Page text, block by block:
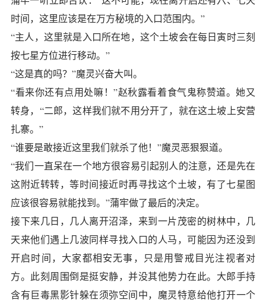
时间，这里应该是在万方秘境的入口范围内。”
“主人，这里就是入口所在地，这个土坡会在每日寅时三刻
按七星方位进行移动。”
“这是真的吗？”魔灵兴奋大叫。
“看来你还有点用处嘛！”赵秋露看着食气鬼称赞道。她又
转身，“二郎，这样我们就不用分开了，就在这土坡上安营
扎寨。”
“谁要是敢接近这里我们就杀了他！”魔灵恶狠狠道。
“我们一直呆在一个地方很容易引起别人的注意，还是先在
这附近转转，等时间接近时再寻找这个土坡，有了七星图
应该很容易就能找到。”蒲牢做了最后的决定。
接下来几日，几人离开沼泽，来到一片茂密的树林中，几
天来他们遇上几波同样寻找入口的人马，可能因为还没到
开启时间，大家都相安无事，只是用警戒目光注视者对
方。此刻周围倒是挺安静，并没其他势力在此。大郎手持
含有巨毒黑影针躲在须弥空间中，魔灵特意给他打开一个